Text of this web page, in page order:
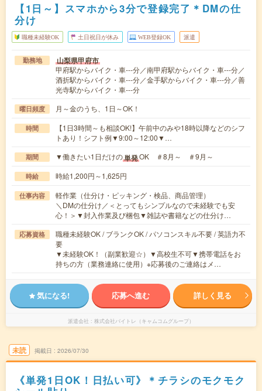
【1日～】スマホから3分で登録完了＊DMの仕
分け
職種未経験OK 土日祝日が休み WEB登録OK 派遣
勤務地 山梨県甲府市
甲府駅からバイク・車---分／南甲府駅からバイク・車---分／
酒折駅からバイク・車---分／金手駅からバイク・車---分／善
光寺駅からバイク・車---分
曜日頻度 月～金のうち、1日～OK！
時間
【1日3時間～も相談OK!】午前中のみや18時以降などのシフ
トあり！シフト例▼9:00～12:00▼…
期間 ▼働きたい1日だけの単発OK ＃8月～ ＃9月～
時給 時給1,200円～1,625円
仕事内容
軽作業（仕分け・ピッキング・検品、商品管理）
＼DMの仕分け／＜とってもシンプルなので未経験でも安
心！＞▼封入作業及び梱包▼雑誌や書籍などの仕分け…
応募資格
職種未経験OK / ブランクOK / パソコンスキル不要 / 英語力不
要
▼未経験OK！（副業歓迎☆）▼高校生不可▼携帯電話をお
持ちの方（業務連絡に使用）※応募後のご連絡はメ…
気になる! 応募へ進む 詳しく見る
派遣会社 株式会社バイトレ（キャムコムグループ）
未読 掲載日 2026/07/30
《単発1日OK！日払い可》＊チラシのモクモク